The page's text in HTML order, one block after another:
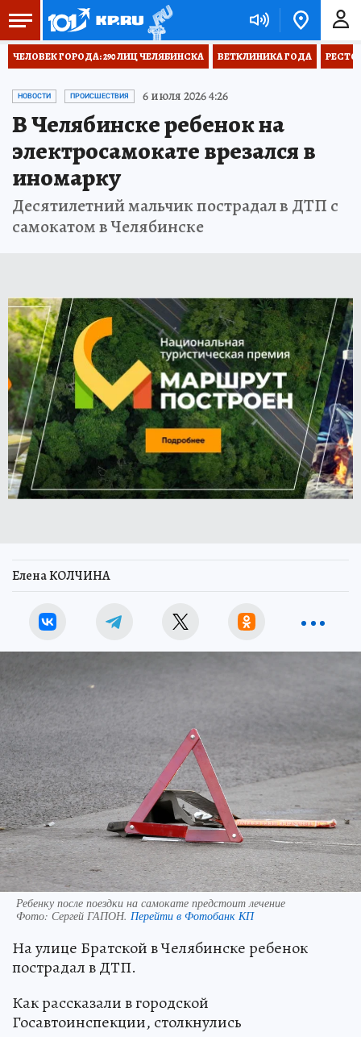
ЧЕЛОВЕК ГОРОДА: 290 ЛИЦ ЧЕЛЯБИНСКА ВЕТКЛИНИКА ГОДА
НОВОСТИ ПРОИСШЕСТВИЯ 6 июля 2026 4:26
В Челябинске ребенок на
электросамокате врезался в
иномарку
Десятилетний мальчик пострадал в ДТП с
самокатом в Челябинске
Елена КОЛЧИНА
Ребенку после поездки на самокате предстоит лечение
Фото: Сергей ГАПОН. Перейти в Фотобанк КП
На улице Братской в Челябинске ребенок
пострадал в ДТП.
Как рассказали в городской
Госавтоинспекции, столкнулись